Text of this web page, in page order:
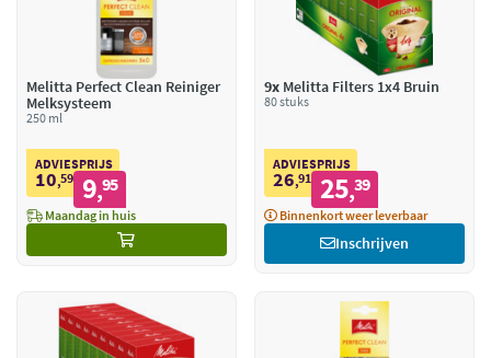
Melitta Perfect Clean Reiniger
Melksysteem
250 ml
ADVIESPRIJS
10,59 9,95
Maandag in huis
9xMelitta Filters 1x4 Bruin
80 stuks
ADVIESPRIJS
26,91 25,39
Binnenkort weer leverbaar
Inschrijven